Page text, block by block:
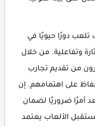
تلعب دورًا حيويًا في
وتفاعلية. من خلال
من تقديم تجارب
على اهتمامهم. إن
أمرًا ضروريًا لضمان
الألعاب يعتمد